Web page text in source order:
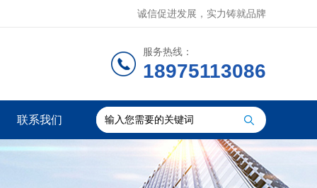
诚信促进发展，实力铸就品牌
服务热线：
18975113086
联系我们